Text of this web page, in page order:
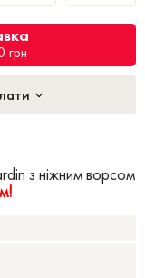
грн
з ніжним ворсом